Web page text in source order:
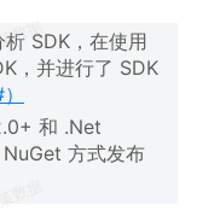
SDK，在使用
，并进行了 SDK
和 .Net
方式发布